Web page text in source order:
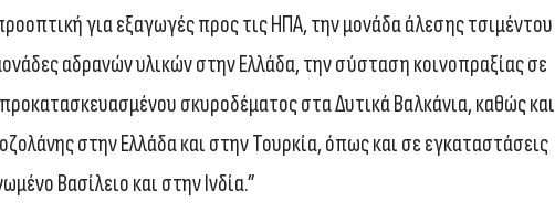
για εξαγωγές προς τις ΗΠΑ, την μονάδα άλεσης τσιμέντου
αδρανών υλικών στην Ελλάδα, την σύσταση κοινοπραξίας σε
σκυροδέματος στα Δυτικά Βαλκάνια, καθώς και
στην Ελλάδα και στην Τουρκία, όπως και σε εγκαταστάσεις
Βασίλειο και στην Ινδία.”